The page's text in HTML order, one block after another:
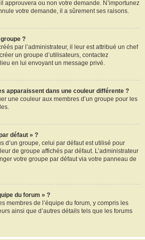
approuvera ou non votre demande. N’importunez
votre demande, il a sûrement ses raisons.
?
par l’administrateur, il leur est attribué un chef
un groupe d’utilisateurs, contactez
en lui envoyant un message privé.
apparaissent dans une couleur différente ?
une couleur aux membres d’un groupe pour les
défaut » ?
d’un groupe, celui par défaut est utilisé pour
de groupe affichés par défaut. L’administrateur
votre groupe par défaut via votre panneau de
du forum » ?
membres de l’équipe du forum, y compris les
ainsi que d’autres détails tels que les forums